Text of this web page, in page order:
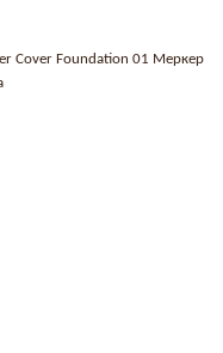
Cover Foundation 01 Меркер